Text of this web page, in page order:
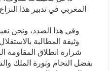
المغربي في تدبير هذا
وفي هذا الصدد، ونحن
شرارة انطلاق المقاومة
بفضل التحام وثورة الملك